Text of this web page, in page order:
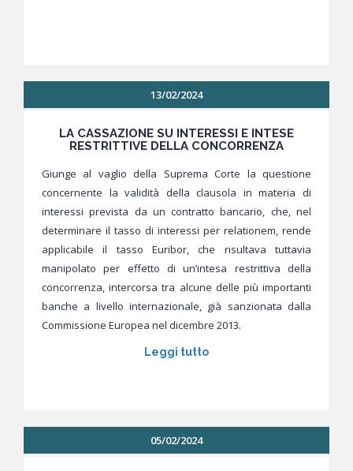
13/02/2024
LA CASSAZIONE SU INTERESSI E INTESE
RESTRITTIVE DELLA CONCORRENZA
Giunge al vaglio della Suprema Corte la questione
concernente la validità della clausola in materia di
interessi prevista da un contratto bancario, che, nel
determinare il tasso di interessi per relationem, rende
applicabile il tasso Euribor, che risultava tuttavia
manipolato per effetto di un’intesa restrittiva della
concorrenza, intercorsa tra alcune delle più importanti
banche a livello internazionale, già sanzionata dalla
Commissione Europea nel dicembre 2013.
Leggi tutto
05/02/2024